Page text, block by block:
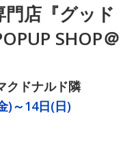
門店『グッド
SHOP＠
ドナルド隣
)～14日(日)